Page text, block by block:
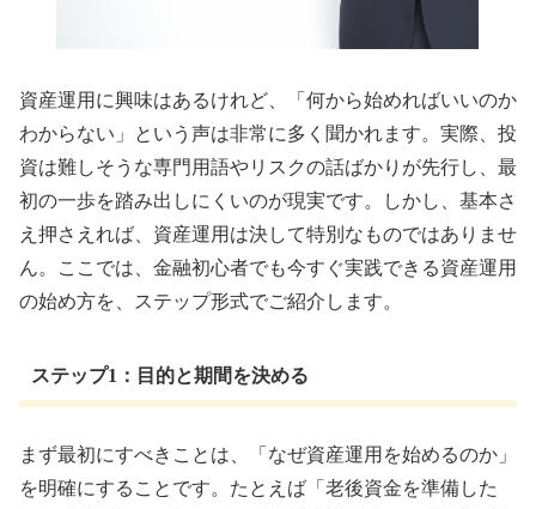
資産運用に興味はあるけれど、「何から始めればいいのか
わからない」という声は非常に多く聞かれます。実際、投
資は難しそうな専門用語やリスクの話ばかりが先行し、最
初の一歩を踏み出しにくいのが現実です。しかし、基本さ
え押さえれば、資産運用は決して特別なものではありませ
ん。ここでは、金融初心者でも今すぐ実践できる資産運用
の始め方を、ステップ形式でご紹介します。
ステップ1：目的と期間を決める
まず最初にすべきことは、「なぜ資産運用を始めるのか」
を明確にすることです。たとえば「老後資金を準備した